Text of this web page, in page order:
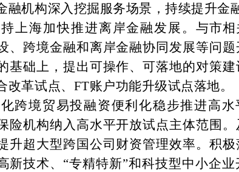
融机构深入挖掘服务场景，持续提升金
上海加快推进离岸金融发展。 与市相
、跨境金融和离岸金融协同发展等问
基础上，提出可操作、可落地的对策
改革试点、 FT账户功能升级试点落地。
跨境贸易投融资便利化稳步推进高
险机构纳入高水平开放试点主体范围
升超大型跨国公司财资管理效率。积
新技术、 “专精特新”和科技型中小企